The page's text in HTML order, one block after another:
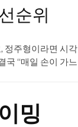
순위
정주형이라면 시
“매일 손이 가
밍